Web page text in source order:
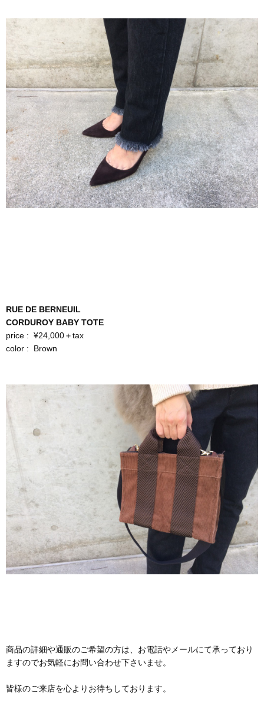
RUE DE BERNEUIL
CORDUROY BABY TOTE
price : ¥24,000＋tax
color : Brown
商品の詳細や通販のご希望の方は、お電話やメールにて承っており
ますのでお気軽にお問い合わせ下さいませ。
皆様のご来店を心よりお待ちしております。